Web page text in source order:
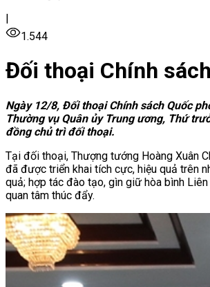
|
1.544
Đối thoại Chính
Ngày 12/8, Đối thoại Chính sách Quốc
Thường vụ Quân ủy Trung ương, Thứ
đồng chủ trì đối thoại.
Tại đối thoại, Thượng tướng Hoàng Xuân
đã được triển khai tích cực, hiệu quả trên
quả; hợp tác đào tạo, gìn giữ hòa bình
quan tâm thúc đẩy.